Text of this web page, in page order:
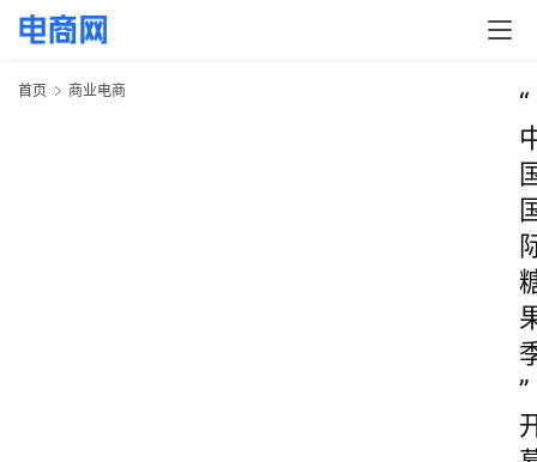
首页 商业电商
“
”